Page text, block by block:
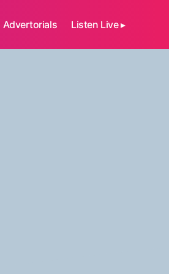
Advertorials Listen Live ▸